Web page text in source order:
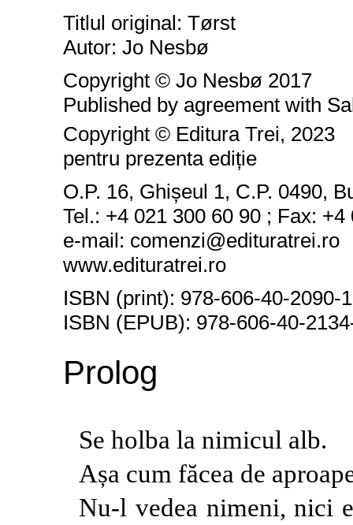
Titlul original: Tørst
Autor: Jo Nesbø
Copyright © Jo Nesbø 2017
Published by agreement with
Copyright © Editura Trei, 2023
pentru prezenta ediție
O.P. 16, Ghișeul 1, C.P. 0490,
Tel.: +4 021 300 60 90 ; Fax: +4
e-mail: comenzi@edituratrei.ro
www.edituratrei.ro
ISBN (print): 978-606-40-2090-1
ISBN (EPUB): 978-606-40-
Prolog
Se holba la nimicul alb.
Așa cum făcea de
Nu-l vedea nimeni, nici